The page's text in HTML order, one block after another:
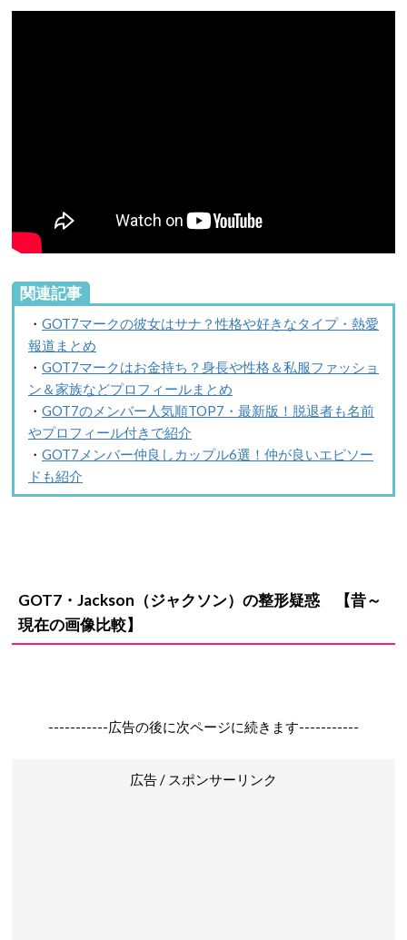
関連記事
・ GOT7マークの彼女はサナ？性格や好きなタイプ・熱愛
報道まとめ
・ GOT7マークはお金持ち？身長や性格＆私服ファッショ
ン＆家族などプロフィールまとめ
・ GOT7のメンバー人気順TOP7・最新版！脱退者も名前
やプロフィール付きで紹介
・ GOT7メンバー仲良しカップル6選！仲が良いエピソー
ドも紹介
GOT7・Jackson（ジャクソン） の整形疑惑
【昔～
現在の画像比較】
-----------広告の後に次ページに続きます-----------
広告 / スポンサーリンク